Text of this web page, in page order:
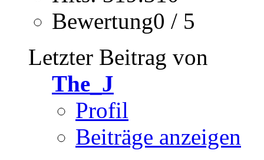
Bewertung0 / 5
Letzter Beitrag von
The_J
Profil
Beiträge anzeigen